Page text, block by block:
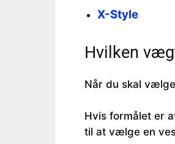
X-Style
Hvilken
Når du skal
Hvis formålet er
til at vælge en